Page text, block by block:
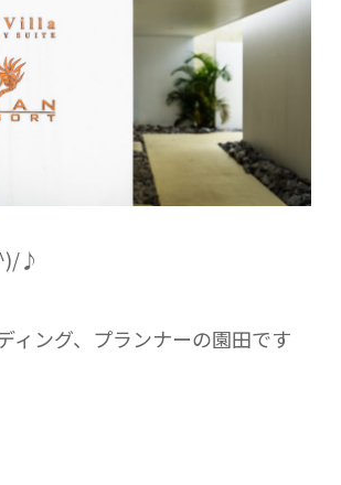
♪
ィング、プランナーの園田です